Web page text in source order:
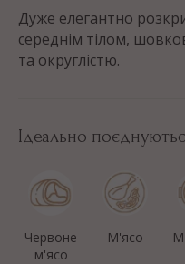
Дуже елегантно
середнім тілом,
та округлістю.
Ідеально
Червоне
м'ясо
М'ясо